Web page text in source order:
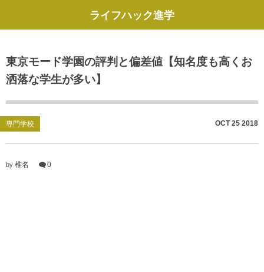
ライフハック進学
東京モード学園の評判と偏差値【知名度も高くお
洒落な学生が多い】
専門学校 OCT 25 2018
by 椎名 0